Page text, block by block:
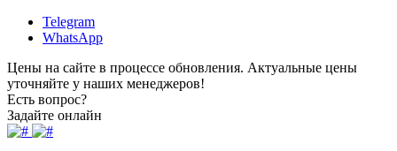
Telegram
WhatsApp
Цены на сайте в процессе обновления. Актуальные цены
уточняйте у наших менеджеров!
Есть вопрос?
Задайте онлайн